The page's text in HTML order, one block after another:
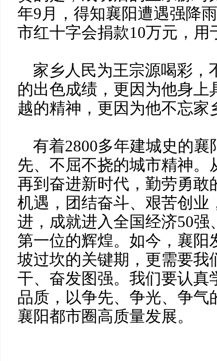
年9月，得知襄阳遭遇强降
市红十字会捐款10万元，用
家乡人民为王宗源喝彩，
的出色成绩，更因为他身上
越的精神，更因为他不忘家
有着2800多年建城史的
先、不屈不挠的城市精神。
再到奋进新时代，勤劳勇敢
机遇，团结奋斗、艰苦创业
进，成就进入全国经济50
第一位的辉煌。如今，襄阳
坡过坎的关键期，更需要我
干、奋发图强。我们要认真
品质，以争先、争光、争气
襄阳都市圈高质量发展。